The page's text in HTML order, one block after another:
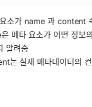
소가 name 과 content
메타 요소가 어떤 정보
알려줌
는 실제 메타데이터의